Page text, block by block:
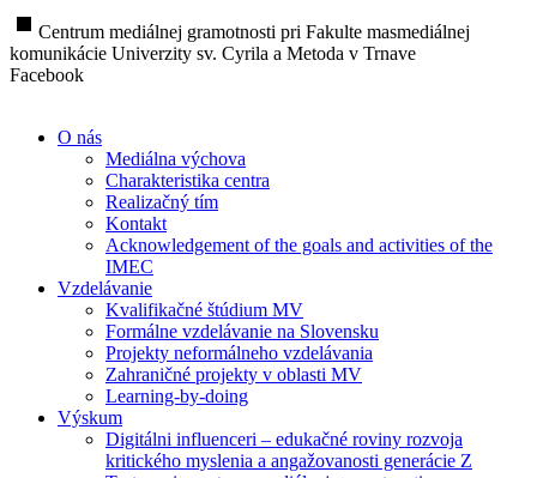
stop Centrum mediálnej gramotnosti pri Fakulte masmediálnej
komunikácie Univerzity sv. Cyrila a Metoda v Trnave
Facebook
O nás
Mediálna výchova
Charakteristika centra
Realizačný tím
Kontakt
Acknowledgement of the goals and activities of the
IMEC
Vzdelávanie
Kvalifikačné štúdium MV
Formálne vzdelávanie na Slovensku
Projekty neformálneho vzdelávania
Zahraničné projekty v oblasti MV
Learning-by-doing
Výskum
Digitálni influenceri – edukačné roviny rozvoja
kritického myslenia a angažovanosti generácie Z